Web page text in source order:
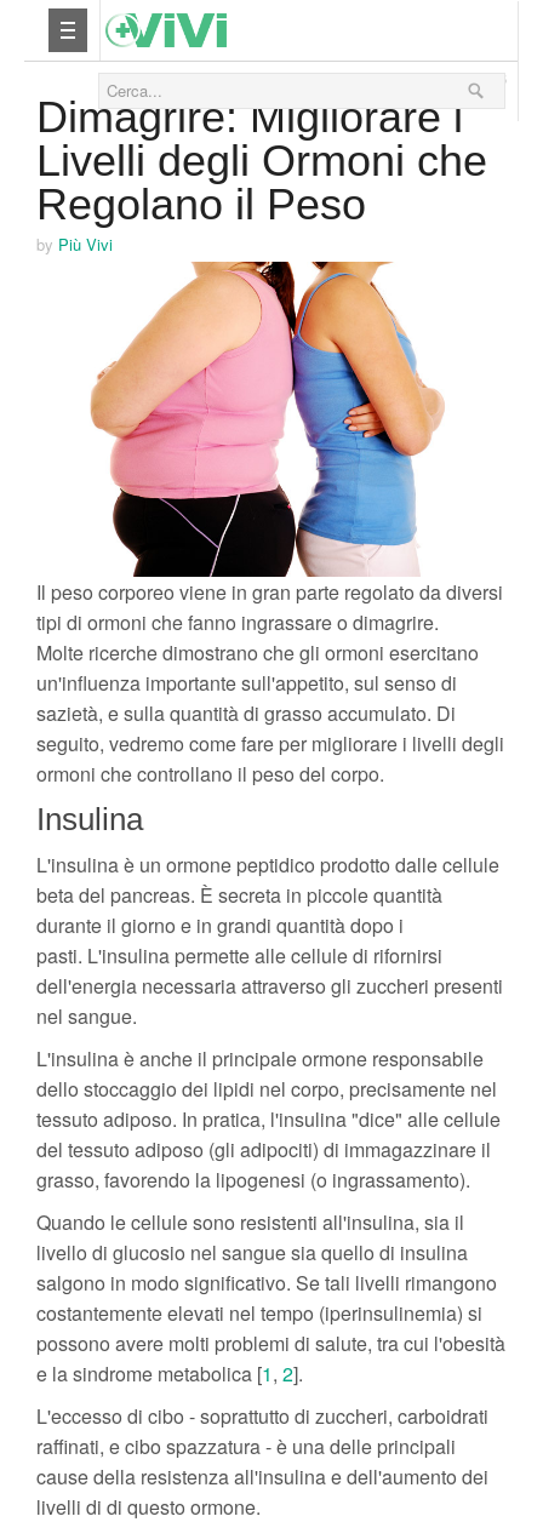
Yoga
Salute
Bellezza
Fitness
Relax
Viaggi & Vacanze
25 Marzo 2016
Dimagrire: Migliorare i
Livelli degli Ormoni che
Regolano il Peso
by Più Vivi
Il peso corporeo viene in gran parte regolato da diversi
tipi di ormoni che fanno ingrassare o dimagrire.
Molte ricerche dimostrano che gli ormoni esercitano
un'influenza importante sull'appetito, sul senso di
sazietà, e sulla quantità di grasso accumulato. Di
seguito, vedremo come fare per migliorare i livelli degli
ormoni che controllano il peso del corpo.
Insulina
L'insulina è un ormone peptidico prodotto dalle cellule
beta del pancreas. È secreta in piccole quantità
durante il giorno e in grandi quantità dopo i
pasti. L'insulina permette alle cellule di rifornirsi
dell'energia necessaria attraverso gli zuccheri presenti
nel sangue.
L'insulina è anche il principale ormone responsabile
dello stoccaggio dei lipidi nel corpo, precisamente nel
tessuto adiposo. In pratica, l'insulina "dice" alle cellule
del tessuto adiposo (gli adipociti) di immagazzinare il
grasso, favorendo la lipogenesi (o ingrassamento).
Quando le cellule sono resistenti all'insulina, sia il
livello di glucosio nel sangue sia quello di insulina
salgono in modo significativo. Se tali livelli rimangono
costantemente elevati nel tempo (iperinsulinemia) si
possono avere molti problemi di salute, tra cui l'obesità
e la sindrome metabolica [1, 2].
L'eccesso di cibo - soprattutto di zuccheri, carboidrati
raffinati, e cibo spazzatura - è una delle principali
cause della resistenza all'insulina e dell'aumento dei
livelli di di questo ormone.